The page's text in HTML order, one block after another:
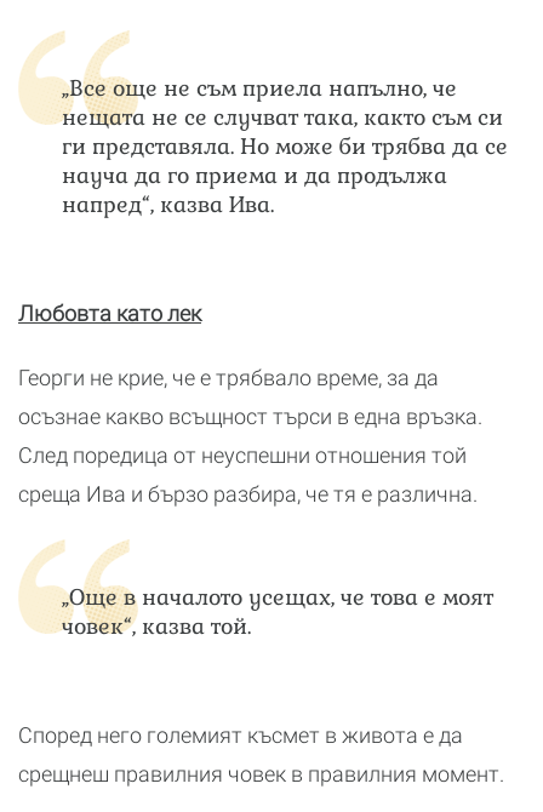
„Все още не съм приела напълно, че
нещата не се случват така, както съм си
ги представяла. Но може би трябва да се
науча да го приема и да продължа
напред“, казва Ива.
Любовта като лек
Георги не крие, че е трябвало време, за да
осъзнае какво всъщност търси в една връзка.
След поредица от неуспешни отношения той
среща Ива и бързо разбира, че тя е различна.
„Още в началото усещах, че това е моят
човек“, казва той.
Според него големият късмет в живота е да
срещнеш правилния човек в правилния момент.